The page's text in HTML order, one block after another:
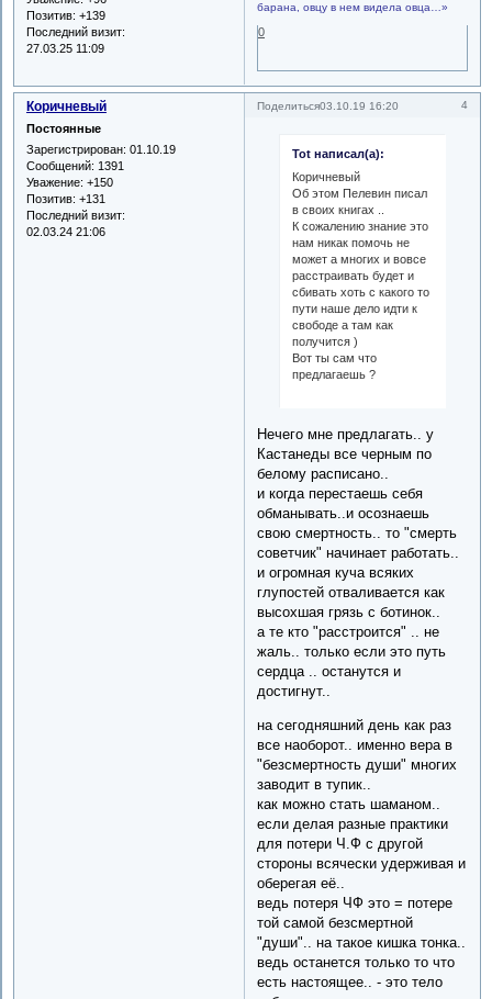
Позитив: +139
Последний визит:
27.03.25 11:09
барана, овцу в нем видела овца…»
0
Поделиться 4
03.10.19 16:20
Коричневый
Постоянные
Зарегистрирован: 01.10.19
Сообщений: 1391
Уважение: +150
Позитив: +131
Последний визит:
02.03.24 21:06
Tot написал(а):
Коричневый
Об этом Пелевин писал
в своих книгах ..
К сожалению знание это
нам никак помочь не
может а многих и вовсе
расстраивать будет и
сбивать хоть с какого то
пути наше дело идти к
свободе а там как
получится )
Вот ты сам что
предлагаешь ?
Нечего мне предлагать.. у
Кастанеды все черным по
белому расписано..
и когда перестаешь себя
обманывать..и осознаешь
свою смертность.. то "смерть
советчик" начинает работать..
и огромная куча всяких
глупостей отваливается как
высохшая грязь с ботинок..
а те кто "расстроится" .. не
жаль.. только если это путь
сердца .. останутся и
достигнут..
на сегодняшний день как раз
все наоборот.. именно вера в
"безсмертность души" многих
заводит в тупик..
как можно стать шаманом..
если делая разные практики
для потери Ч.Ф с другой
стороны всячески удерживая и
оберегая её..
ведь потеря ЧФ это = потере
той самой безсмертной
"души".. на такое кишка тонка..
ведь останется только то что
есть настоящее.. - это тело